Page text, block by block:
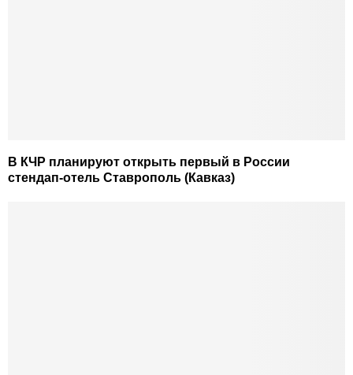
В КЧР планируют открыть первый в России
стендап-отель Ставрополь (Кавказ)